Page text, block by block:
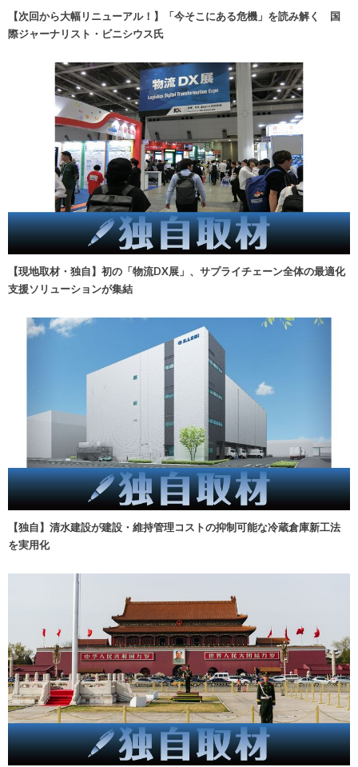
【次回から大幅リニューアル！】「今そこにある危機」を読み解く 国
際ジャーナリスト・ビニシウス氏
【現地取材・独自】初の「物流DX展」、サプライチェーン全体の最適化
支援ソリューションが集結
【独自】清水建設が建設・維持管理コストの抑制可能な冷蔵倉庫新工法
を実用化